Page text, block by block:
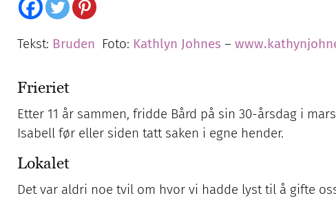
Tekst: Bruden Foto: Kathlyn Johnes –
Frieriet
Etter 11 år sammen, fridde Bård på sin 30-årsdag i
Isabell før eller siden tatt saken i egne hender.
Lokalet
Det var aldri noe tvil om hvor vi hadde lyst til å gifte